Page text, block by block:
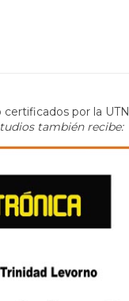
certificados por la UTN
también recibe: